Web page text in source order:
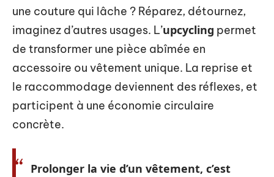
une couture qui lâche ? Réparez, détournez,
imaginez d’autres usages. L’upcycling permet
de transformer une pièce abîmée en
accessoire ou vêtement unique. La reprise et
le raccommodage deviennent des réflexes, et
participent à une économie circulaire
concrète.
Prolonger la vie d’un vêtement, c’est